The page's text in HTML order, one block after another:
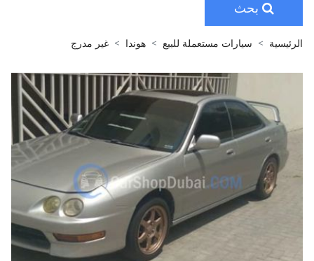
بحث
الرئيسية سيارات مستعملة للبيع هوندا غير مدرج